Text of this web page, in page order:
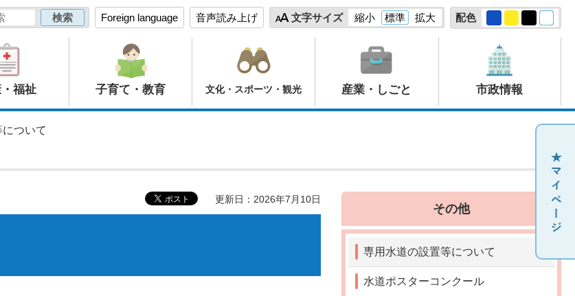
Foreign language 音声読み上げ 文字サイズ 縮小 標準 拡大 配色
福祉 子育て・教育 文化・スポーツ・観光 産業・しごと 市政情報
ついて
更新日：2026年7月10日
その他
専用水道の設置等について
水道ポスターコンクール